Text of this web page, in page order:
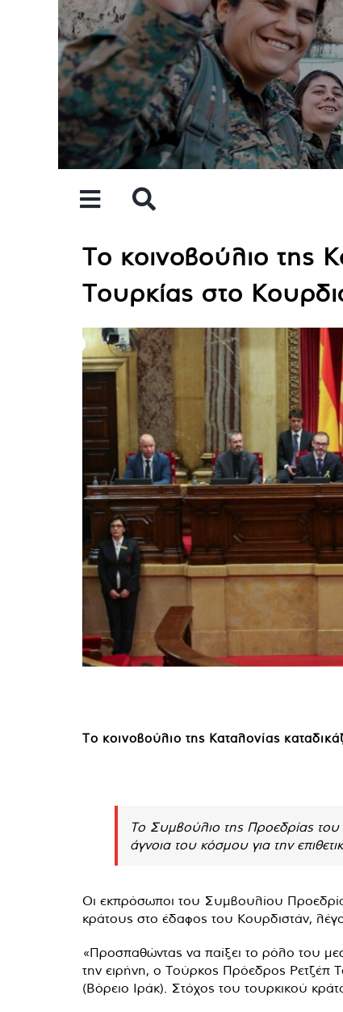
Το κοινοβούλιο της
Τουρκίας στο
Το κοινοβούλιο της Καταλονίας
Το Συμβούλιο της Προεδρίας του
άγνοια του κόσμου για την
Οι εκπρόσωποι του Συμβουλίου
κράτους στο έδαφος του Κουρδιστάν,
«Προσπαθώντας να παίξει το ρόλο του
την ειρήνη, ο Τούρκος Πρόεδρος Ρετζέπ
(Βόρειο Ιράκ). Στόχος του τουρκικού